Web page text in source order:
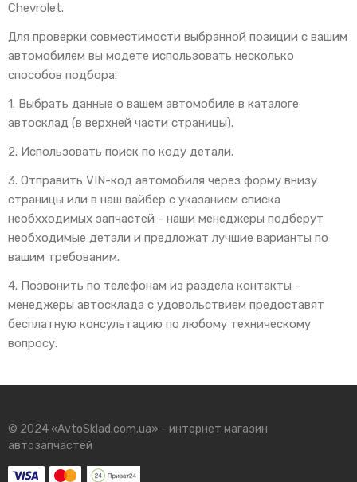
Chevrolet.
Для проверки совместимости выбранной позиции с вашим
автомобилем вы модете использовать несколько
способов подбора:
1. Выбрать данные о вашем автомобиле в каталоге
автосклад (в верхней части страницы).
2. Использовать поиск по коду детали.
3. Отправить VIN-код автомобиля через форму внизу
страницы или в наш вайбер с указанием списка
необхходимых запчастей - наши менеджеры подберут
необходимые детали и предложат лучшие варианты по
вашим требованим.
4. Позвонить по телефонам из раздела контакты -
менеджеры автосклада с удовольствием предоставят
бесплатную консультацию по любому техническому
вопросу.
© 2024 «AvtoSklad.com.ua» - интернет магазин
автозапчастей